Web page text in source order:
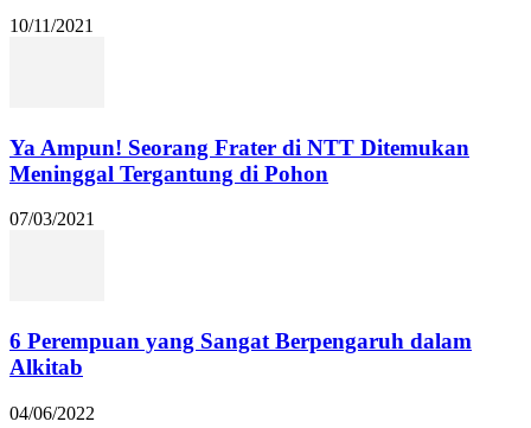
10/11/2021
Ya Ampun! Seorang Frater di NTT Ditemukan
Meninggal Tergantung di Pohon
07/03/2021
6 Perempuan yang Sangat Berpengaruh dalam
Alkitab
04/06/2022